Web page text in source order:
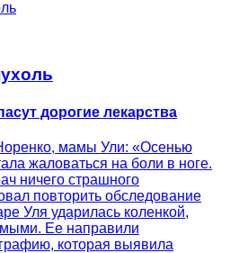
дорогие лекарства
мамы Ули: «Осенью
жаловаться на боли в ноге.
ничего страшного
повторить обследование
Уля ударилась коленкой,
Ее направили
которая выявила